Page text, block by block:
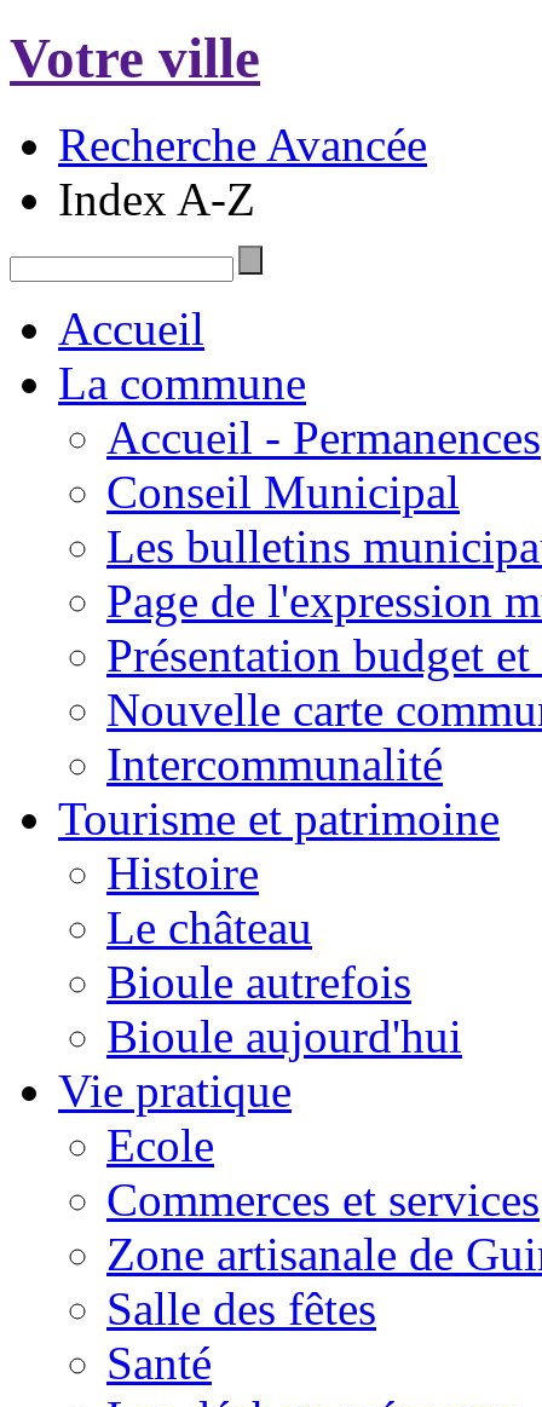
Votre ville
Recherche Avancée
Index A-Z
Accueil
La commune
Accueil - Permanences
Conseil Municipal
Les bulletins
Page de l'expression
Présentation budget
Nouvelle carte
Intercommunalité
Tourisme et patrimoine
Histoire
Le château
Bioule autrefois
Bioule aujourd'hui
Vie pratique
Ecole
Commerces et services
Zone artisanale de
Salle des fêtes
Santé